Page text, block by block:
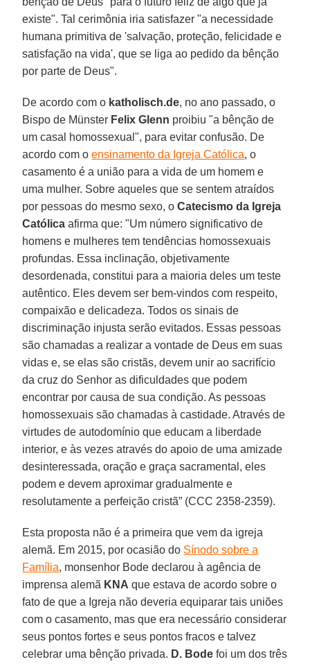
existe". Tal cerimônia iria satisfazer "a necessidade
humana primitiva de 'salvação, proteção, felicidade e
satisfação na vida', que se liga ao pedido da bênção
por parte de Deus".
De acordo com o katholisch.de, no ano passado, o
Bispo de Münster Felix Glenn proibiu "a bênção de
um casal homossexual", para evitar confusão. De
acordo com oensinamento da Igreja Católica, o
casamento é a união para a vida de um homem e
uma mulher. Sobre aqueles que se sentem atraídos
por pessoas do mesmo sexo, oCatecismo da Igreja
Católica afirma que: "Um número significativo de
homens e mulheres tem tendências homossexuais
profundas. Essa inclinação, objetivamente
desordenada, constitui para a maioria deles um teste
autêntico. Eles devem ser bem-vindos com respeito,
compaixão e delicadeza. Todos os sinais de
discriminação injusta serão evitados. Essas pessoas
são chamadas a realizar a vontade de Deus em suas
vidas e, se elas são cristãs, devem unir ao sacrifício
da cruz do Senhor as dificuldades que podem
encontrar por causa de sua condição. As pessoas
homossexuais são chamadas à castidade. Através de
virtudes de autodomínio que educam a liberdade
interior, e às vezes através do apoio de uma amizade
desinteressada, oração e graça sacramental, eles
podem e devem aproximar gradualmente e
resolutamente a perfeição cristã” (CCC 2358-2359).
Esta proposta não é a primeira que vem da igreja
alemã. Em 2015, por ocasião do Sínodo sobre a
Família, monsenhor Bode declarou à agência de
imprensa alemã KNA que estava de acordo sobre o
fato de que a Igreja não deveria equiparar tais uniões
com o casamento, mas que era necessário considerar
seus pontos fortes e seus pontos fracos e talvez
celebrar uma bênção privada. D. Bode foi um dos três